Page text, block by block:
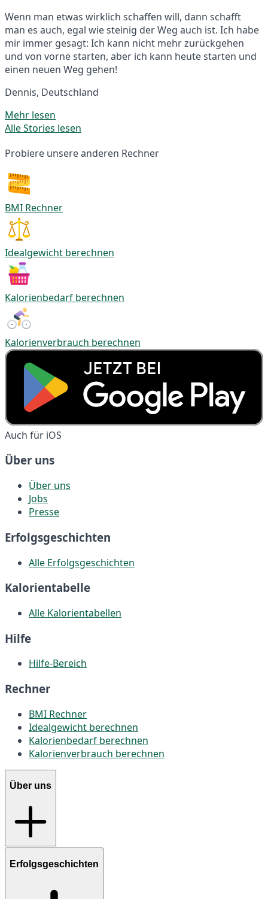
Wenn man etwas wirklich schaffen will, dann schafft
man es auch, egal wie steinig der Weg auch ist. Ich habe
mir immer gesagt: Ich kann nicht mehr zurückgehen
und von vorne starten, aber ich kann heute starten und
einen neuen Weg gehen!
Dennis, Deutschland
Mehr lesen
Alle Stories lesen
Probiere unsere anderen Rechner
BMI Rechner
Idealgewicht berechnen
Kalorienbedarf berechnen
Kalorienverbrauch berechnen
Auch für iOS
Über uns
Über uns
Jobs
Presse
Erfolgsgeschichten
Alle Erfolgsgeschichten
Kalorientabelle
Alle Kalorientabellen
Hilfe
Hilfe-Bereich
Rechner
BMI Rechner
Idealgewicht berechnen
Kalorienbedarf berechnen
Kalorienverbrauch berechnen
Über uns
Erfolgsgeschichten